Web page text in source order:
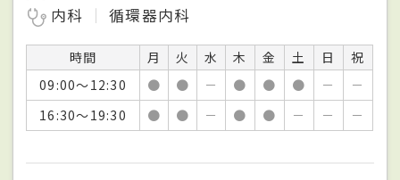
内科
循環器内科
時間 月 火 水 木 金 土 日
祝
09:00～12:30
● ● － ● ● ● －
－
16:30～19:30
● ● － ● ● － － －